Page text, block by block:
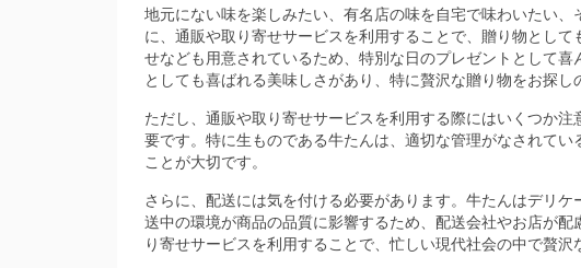
地元にない味を楽しみたい、有名店の味を自宅で味わいたい
に、通販や取り寄せサービスを利用することで、贈り物とし
せなども用意されているため、特別な日のプレゼントとして
としても喜ばれる美味しさがあり、特に贅沢な贈り物をお探し
ただし、通販や取り寄せサービスを利用する際にはいくつか
要です。特に生ものである牛たんは、適切な管理がなされて
ことが大切です。
さらに、配送には気を付ける必要があります。牛たんはデリ
送中の環境が商品の品質に影響するため、配送会社やお店が
り寄せサービスを利用することで、忙しい現代社会の中で贅沢